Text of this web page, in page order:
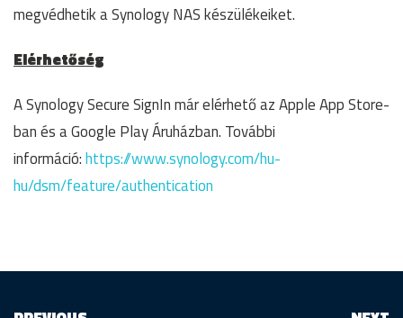
megvédhetik a Synology NAS készülékeiket.
Elérhetőség
A Synology Secure SignIn már elérhető az Apple App Store-
ban és a Google Play Áruházban. További
információ:https://www.synology.com/hu-
hu/dsm/feature/authentication